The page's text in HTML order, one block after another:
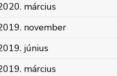
március
november
június
március